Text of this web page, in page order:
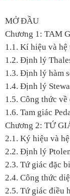
MỞ ĐẦU
Chương 1: TAM
1.1. Kí hiệu và
1.2. Định lý
1.3. Định lý hàm
1.4. Định lý
1.5. Công thức
1.6. Tam giác
Chương 2: TỨ
2.1. Ký hiệu và
2.2. Định lý
2.3. Tứ giác đặc
2.4. Công thức
2.5. Tứ giác điều